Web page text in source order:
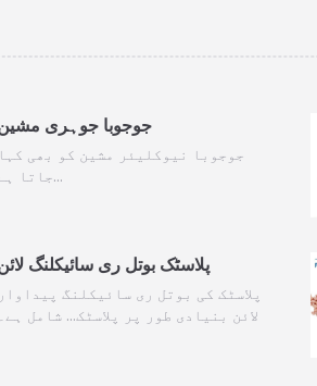
جوجوبا جوہری
جوجوبا نیوکلیئر مشین کو بھی کہا
جاتا ہے…
پلاسٹک بوتل ری سائیکلنگ
پلاسٹک کی بوتل ری سائیکلنگ پیداوار
لائن بنیادی طور پر پلاسٹک… شامل ہے۔